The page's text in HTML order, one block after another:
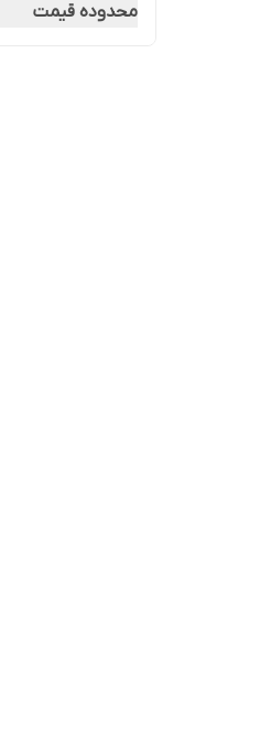
محدوده قیمت